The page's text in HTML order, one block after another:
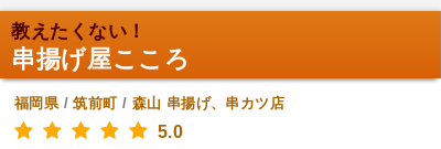
教えたくない！
串揚げ屋こころ
福岡県/筑前町/ 森山 串揚げ、串カツ店
5.0